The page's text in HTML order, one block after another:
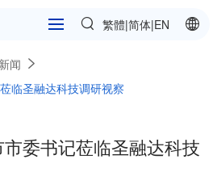
繁體|简体|EN
闻
临圣融达科技调研视察
委书记莅临圣融达科技